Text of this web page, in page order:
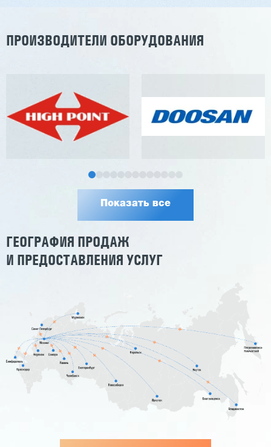
ПРОИЗВОДИТЕЛИ ОБОРУДОВАНИЯ
Показать все
ГЕОГРАФИЯ ПРОДАЖ
И ПРЕДОСТАВЛЕНИЯ УСЛУГ